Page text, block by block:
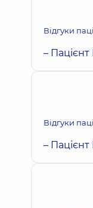
Відгуки
–
Відгуки
–